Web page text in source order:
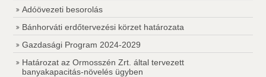
Adóövezeti besorolás
Bánhorváti erdőtervezési körzet határozata
Gazdasági Program 2024-2029
Határozat az Ormosszén Zrt. által tervezett
banyakapacitás-növelés ügyben